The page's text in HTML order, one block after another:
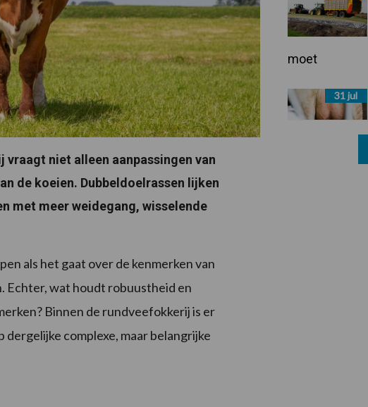
niet alleen aanpassingen van
de koeien. Dubbeldoelrassen lijken
met meer weidegang, wisselende
als het gaat over de kenmerken van
Echter, wat houdt robuustheid en
Binnen de rundveefokkerij is er
complexe, maar belangrijke
moet
31 jul